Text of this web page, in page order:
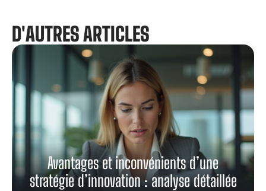
D'AUTRES ARTICLES
Avantages et inconvénients d’une
stratégie d’innovation : analyse détaillée